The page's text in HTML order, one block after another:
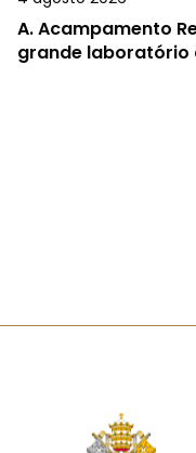
A.Acampamento
grande laboratório